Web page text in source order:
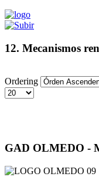
12. Mecanismos
Ordering
GAD OLMEDO -